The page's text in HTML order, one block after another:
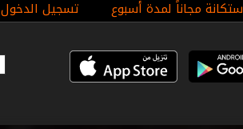
مجاناً لمدة أسبوع تسجيل الدخول